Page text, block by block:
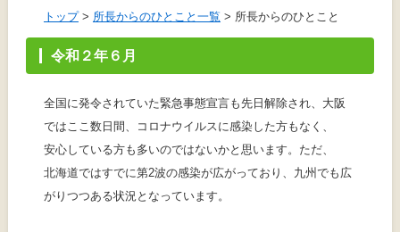
トップ> 所長からのひとこと 一覧 > 所長からのひとこと
令和 ２年６ 月
全国 に発令されていた緊急事態宣言も先日 解除され、 大阪
ではここ 数日間 、コロナウイルスに感染 した方もなく、
安心している方も 多いのではないかと 思います。ただ、
北海道ではすでに第2波の感染が広がっており、 九州 でも 広
がりつつある状況となっています。